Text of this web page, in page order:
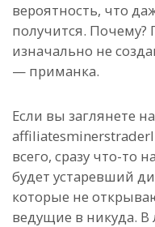
вероятность, что
получится.
изначально не
— приманка.
Если вы заглянете
всего, сразу что-то
будет устаревший
которые не
ведущие в никуда.